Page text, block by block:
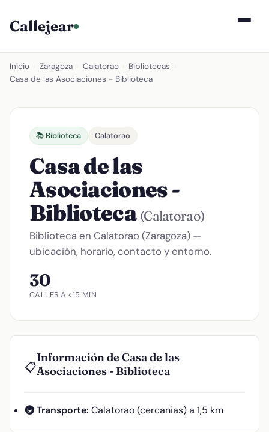
Callejear
Inicio Zaragoza Calatorao Bibliotecas
Casa de las Asociaciones - Biblioteca
📚 Biblioteca Calatorao
Casa de las
Asociaciones -
Biblioteca (Calatorao)
Biblioteca en Calatorao (Zaragoza) —
ubicación, horario, contacto y entorno.
30
CALLES A <15 MIN
📋
Información de Casa de las
Asociaciones - Biblioteca
🚇 Transporte: Calatorao (cercanias) a 1,5 km